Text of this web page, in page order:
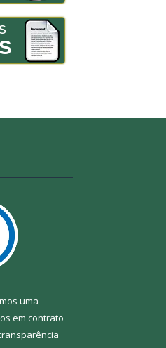
uma
em contrato